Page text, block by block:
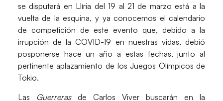
se disputará en Llíria del 19 al 21 de marzoestá a la
vuelta de la esquina, y ya conocemos elcalendario
de competición de este evento que, debido a la
irrupción de la COVID-19 en nuestras vidas, debió
posponerse hace un año a estas fechas, junto al
pertinente aplazamiento de los Juegos Olímpicos de
Tokio.
Las
Guerreras de Carlos Viver buscarán en la